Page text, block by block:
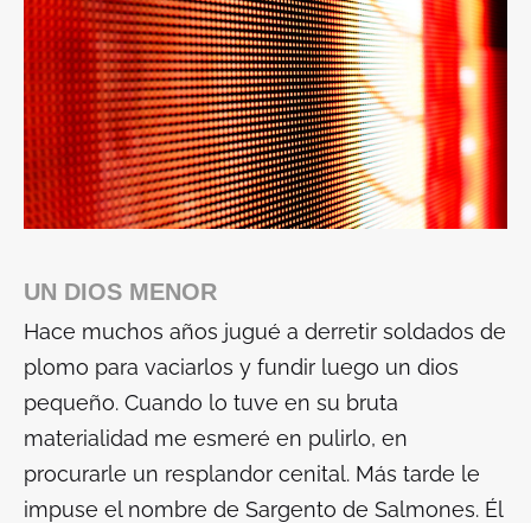
UN DIOS MENOR
Hace muchos años jugué a derretir soldados de
plomo para vaciarlos y fundir luego un dios
pequeño. Cuando lo tuve en su bruta
materialidad me esmeré en pulirlo, en
procurarle un resplandor cenital. Más tarde le
impuse el nombre de Sargento de Salmones. Él